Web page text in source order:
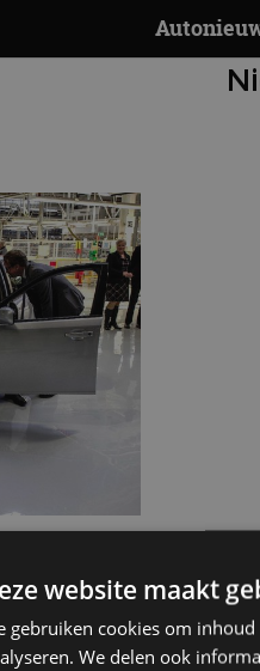
website maakt
gebruiken cookies om
We delen ook